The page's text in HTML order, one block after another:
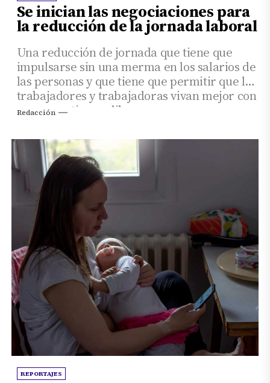
Se inician las negociaciones para
la reducción de la jornada laboral
Una reducción de jornada que tiene que
impulsarse sin una merma en los salarios de
las personas y que tiene que permitir que los
trabajadores y trabajadoras vivan mejor con
un mayor tiempo libre.
Redacción
REPORTAJES